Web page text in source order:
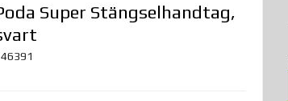
Super Stängselhandtag,